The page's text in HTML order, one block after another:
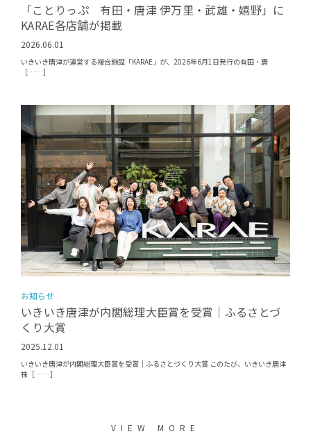
「ことりっぷ 有田・唐津 伊万里・武雄・嬉野」に
KARAE各店舗が掲載
2026.06.01
いきいき唐津が運営する複合施設「KARAE」が、2026年6月1日発行の有田・唐
［……］
お知らせ
いきいき唐津が内閣総理大臣賞を受賞｜ふるさとづ
くり大賞
2025.12.01
いきいき唐津が内閣総理大臣賞を受賞｜ふるさとづくり大賞 このたび、いきいき唐津
株［……］
VIEW MORE